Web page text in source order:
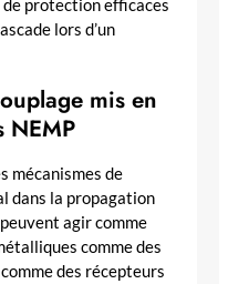
protection efficaces
lors d’un
mis en
NEMP
mécanismes de
dans la propagation
agir comme
comme des
des récepteurs